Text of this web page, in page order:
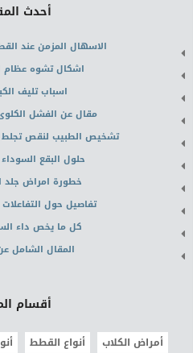
أحدث
الاسهال المزمن عند
اشكال تشوه عظام
اسباب تليف
مقال عن الفشل
تشخيص الطبيب لنقص تجلط
حلول البقع
خطورة امراض جلد
تفاصيل حول
كل ما يخص داء
المقال الشامل
أقسام
أمراض الكلاب أنواع القطط